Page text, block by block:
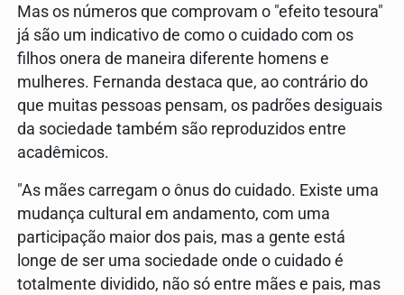
Mas os números que comprovam o "efeito tesoura"
já são um indicativo de como o cuidado com os
filhos onera de maneira diferente homens e
mulheres. Fernanda destaca que, ao contrário do
que muitas pessoas pensam, os padrões desiguais
da sociedade também são reproduzidos entre
acadêmicos.
"As mães carregam o ônus do cuidado. Existe uma
mudança cultural em andamento, com uma
participação maior dos pais, mas a gente está
longe de ser uma sociedade onde o cuidado é
totalmente dividido, não só entre mães e pais, mas